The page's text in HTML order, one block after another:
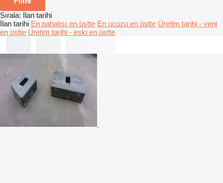
Sırala: İlan tarihi
İlan tarihi En pahalısı en üstte En ucuzu en üstte Üretim tarihi - yeni
en üstte Üretim tarihi - eski en üstte